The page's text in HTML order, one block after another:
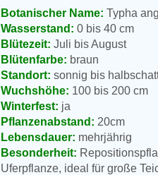
Botanischer Name: Typha
Wasserstand: 0 bis 40 cm
Blütezeit: Juli bis August
Blütenfarbe: braun
Standort: sonnig bis
Wuchshöhe: 100 bis 200 cm
Winterfest: ja
Pflanzenabstand: 20cm
Lebensdauer: mehrjährig
Besonderheit:
Uferpflanze, ideal für große